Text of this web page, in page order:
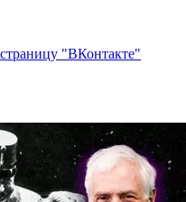
"ВКонтакте"